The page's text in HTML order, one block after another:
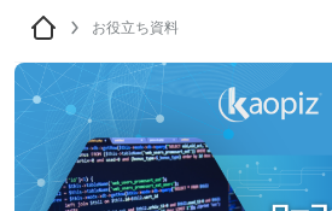
お役立ち資料